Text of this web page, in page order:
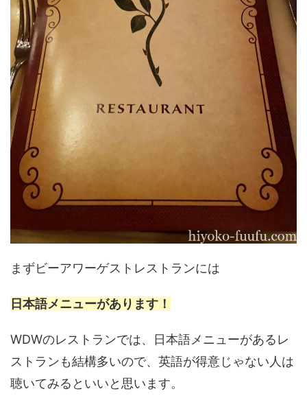
まずビーアワーゲストレストランには
日本語メニューがあります！
WDWのレストランでは、日本語メニューがあるレ
ストランも結構多いので、英語が得意じゃない人は
聴いてみるといいと思います。